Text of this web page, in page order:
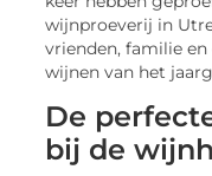
wijnproeverij in
vrienden, familie en
wijnen van het
De
bij de